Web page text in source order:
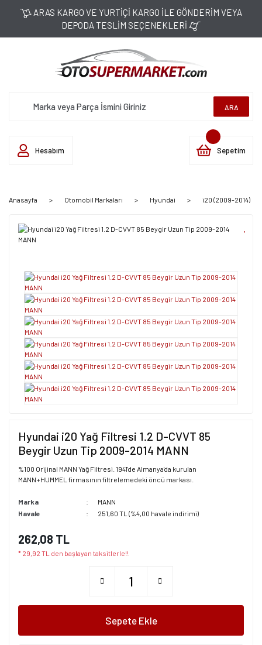
ARAS KARGO VE YURTİÇİ KARGO İLE GÖNDERİM VEYA
DEPODA TESLİM SEÇENEKLERİ
ARA
Hesabım Sepetim
Anasayfa Otomobil Markaları Hyundai i20 (2009-2014)
Hyundai i20 Yağ Filtresi 1.2 D-CVVT 85
Beygir Uzun Tip 2009-2014 MANN
%100 Orijinal MANN Yağ Filtresi. 1941'de Almanya'da kurulan
MANN+HUMMEL firmasının filtrelemedeki öncü markası.
Marka
MANN
Havale
251,60 TL (%4,00 havale indirimi)
262,08 TL
* 29,92 TL den başlayan taksitlerle!!
Sepete Ekle